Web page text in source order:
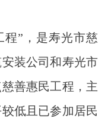
程”，是寿光市慈
装公司和寿光市
善惠民工程，主
低且已参加居民